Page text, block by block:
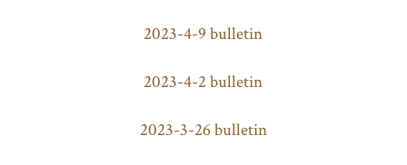
2023-4-9 bulletin
2023-4-2 bulletin
2023-3-26 bulletin